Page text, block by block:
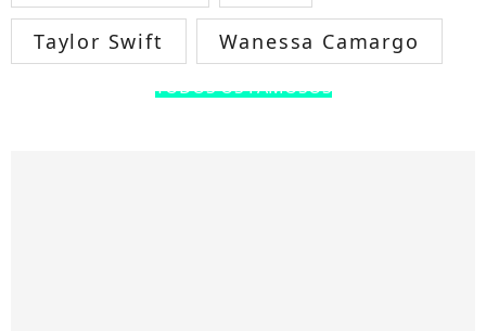
Taylor Swift Wanessa Camargo
TODOS OS FAMOSOS